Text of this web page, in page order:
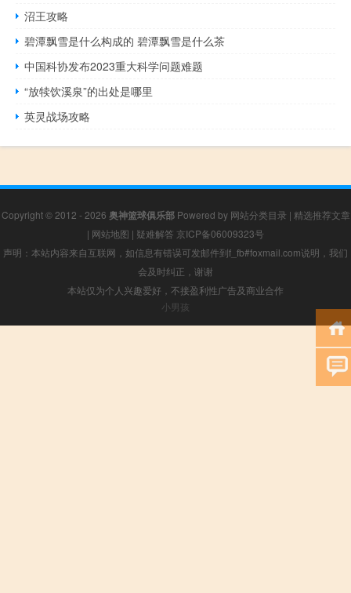
沼王攻略
碧潭飘雪是什么构成的 碧潭飘雪是什么茶
中国科协发布2023重大科学问题难题
“放犊饮溪泉”的出处是哪里
英灵战场攻略
Copyright © 2012 - 2026 奥神篮球俱乐部Powered by 网站分类目录 | 精选推荐文章
| 网站地图 | 疑难解答 京ICP备06009323号
声明：本站内容来自互联网，如信息有错误可发邮件到f_fb#foxmail.com说明，我们
会及时纠正，谢谢
本站仅为个人兴趣爱好，不接盈利性广告及商业合作
小男孩